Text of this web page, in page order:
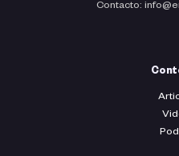
Contacto: